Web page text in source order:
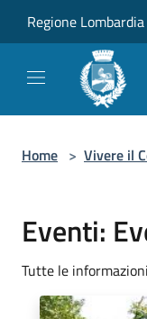
Regione Lombardia
Home > Vivere il
Eventi:
Tutte le